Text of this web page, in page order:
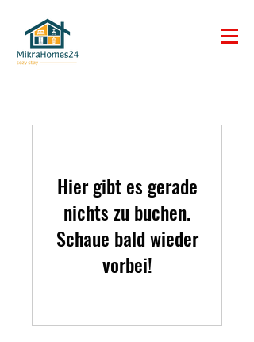
Hier gibt es gerade
nichts zu buchen.
Schaue bald wieder
vorbei!